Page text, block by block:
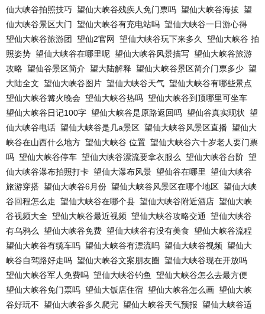
仙大峡谷拍照技巧 望仙大峡谷残疾人免门票吗 望仙大峡谷海拔 望
仙大峡谷景区大门 望仙大峡谷有充电站吗 望仙大峡谷一日游心得
望仙大峡谷旅游团
望仙2官网 望仙大峡谷玩下来多久
望仙大峡谷 拍
照姿势 望仙大峡谷在哪里呢 望仙大峡谷风景描写 望仙大峡谷旅游
攻略 望仙谷景区简介 望大陆解释 望仙大峡谷景区简介门票多少 望
大陆全文 望仙大峡谷图片 望仙大峡谷天气 望仙大峡谷有哪些景点
望仙大峡谷篝火晚会 望仙大峡谷热吗 望仙大峡谷到顶哪里可坐车
望仙大峡谷日记100字 望仙大峡谷是原路返回吗 望仙谷真实现状 望
仙大峡谷电话 望仙大峡谷是几a景区 望仙大峡谷风景区直播 望仙大
峡谷在山西什么地方 望仙大峡谷 位置 望仙大峡谷六十岁老人要门票
吗 望仙大峡谷停车 望仙大峡谷漂流要拿衣服么 望仙大峡谷台阶 望
仙大峡谷瀑布拍照打卡 望仙大瀑布风景 望仙谷在哪里
望仙大峡谷
旅游穿搭 望仙大峡谷6月份 望仙大峡谷风景区在哪个地区 望仙大峡
谷回程怎么走 望仙大峡谷在哪个县 望仙大峡谷附近酒店 望仙大峡
谷视频大全 望仙大峡谷最近视频 望仙大峡谷攻略交通
望仙大峡谷
有乌鸦么
望仙大峡谷免费 望仙大峡谷有没有美食 望仙大峡谷流程
望仙大峡谷有缆车吗 望仙大峡谷有漂流吗 望仙大峡谷视频 望仙大
峡谷自驾路好走吗 望仙大峡谷文案朋友圈
望仙大峡谷现在开放吗
望仙大峡谷军人免费吗 望仙大峡谷钓鱼
望仙大峡谷怎么去最方便
望仙大峡谷免门票吗 望仙大饭店住宿 望仙大峡谷怎么画 望仙大峡
谷好玩不 望仙大峡谷多久爬完 望仙大峡谷天气预报 望仙大峡谷适